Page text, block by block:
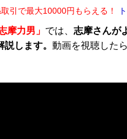
引で最大10000円もらえる！
摩力男」 では、 志摩さんが
します。 動画を視聴した